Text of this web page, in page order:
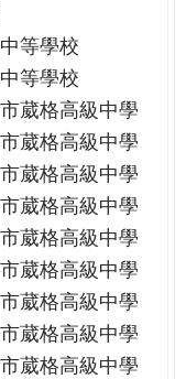
等學校
等學校
葳格高級中學
葳格高級中學
葳格高級中學
葳格高級中學
葳格高級中學
葳格高級中學
葳格高級中學
葳格高級中學
葳格高級中學